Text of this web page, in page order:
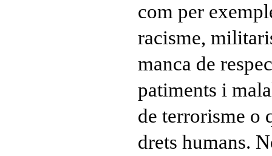
com per
racisme,
manca de
patiments i
de terrorisme o
drets humans.